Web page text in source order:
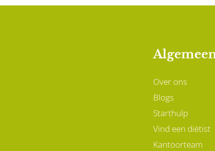
Over ons
Blogs
Starthulp
Vind een diëtist
Kantoorteam